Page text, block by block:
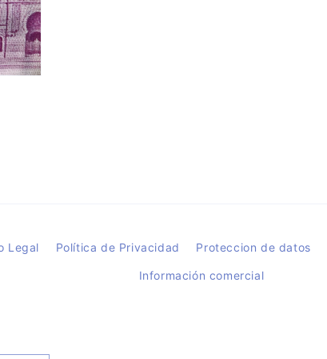
Legal Política de Privacidad Proteccion de datos
Información comercial